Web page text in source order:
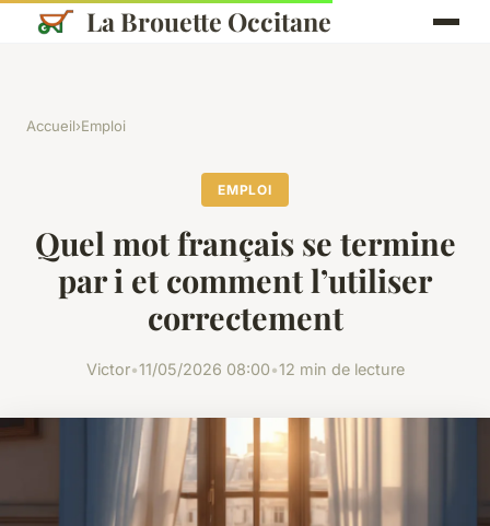
La Brouette Occitane
Accueil›Emploi
EMPLOI
Quel mot français se termine
par i et comment l’utiliser
correctement
Victor•11/05/2026 08:00•12 min de lecture